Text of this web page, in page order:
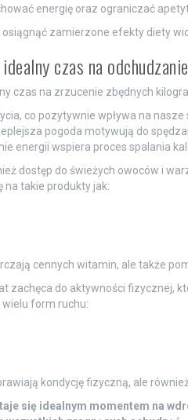
energię oraz ograniczać
zamierzone efekty diety
czas na
czas na zrzucenie zbędnych
co pozytywnie wpływa na
pogoda motywują do
energii wspiera proces spalania
dostęp do świeżych owoców i
na takie produkty jak:
cennych witamin, ale także
zachęca do aktywności fizycznej,
form ruchu:
kondycję fizyczną, ale
się idealnym momentem na